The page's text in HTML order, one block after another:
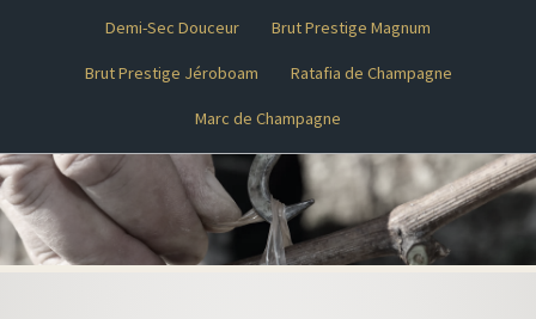
Demi-Sec Douceur Brut Prestige Magnum
Brut Prestige Jéroboam Ratafia de Champagne
Marc de Champagne